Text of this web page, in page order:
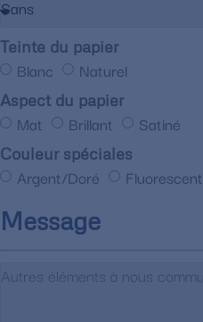
Teinte du papier
Blanc Naturel
Aspect du papier
Mat Brillant Satiné
Couleur spéciales
Argent/Doré Fluorescent
Message